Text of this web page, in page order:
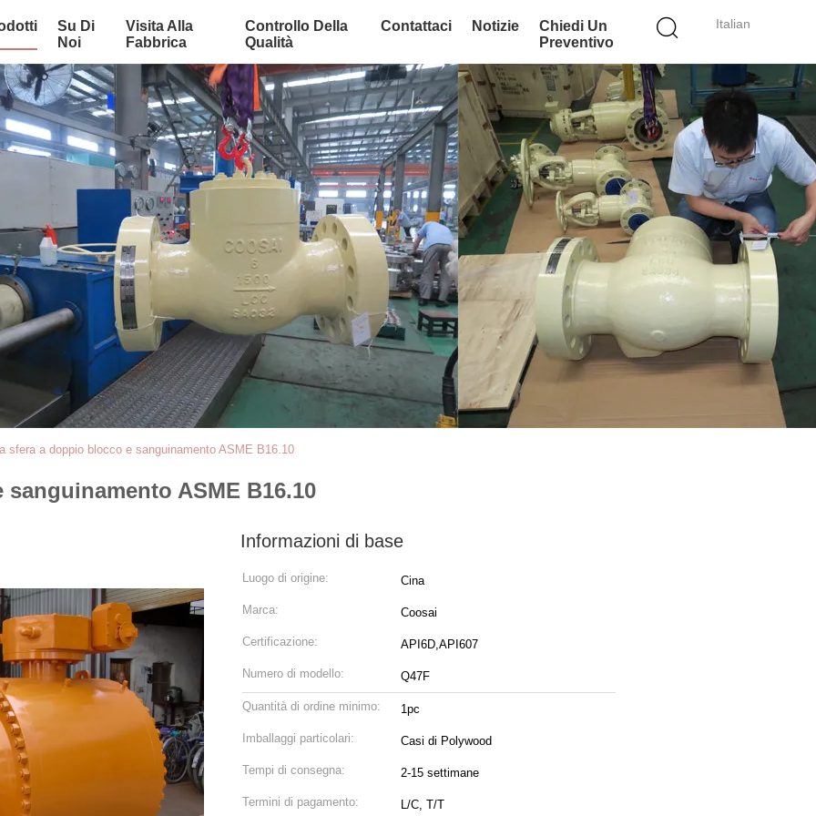
Italian
Su Di
Noi
Visita Alla
Fabbrica
Controllo Della
Qualità
Contattaci Notizie
Chiedi Un
Preventivo
sfera a doppio blocco e sanguinamento ASME B16.10
ASME B16.10
Informazioni di base
Luogo di origine: Cina
Marca: Coosai
Certificazione: API6D,API607
Numero di modello: Q47F
Quantità di ordine minimo: 1pc
Imballaggi particolari: Casi di Polywood
Tempi di consegna: 2-15 settimane
Termini di pagamento: L/C, T/T